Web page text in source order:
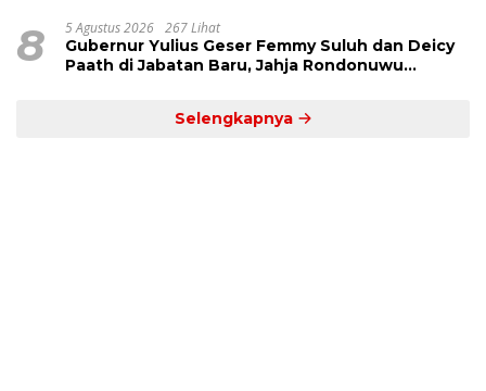
8 5 Agustus 2026 267 Lihat
Gubernur Yulius Geser Femmy Suluh dan Deicy
Paath di Jabatan Baru, Jahja Rondonuwu
Selengkapnya